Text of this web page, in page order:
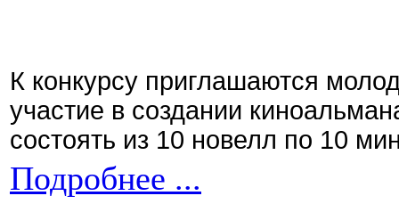
К конкурсу приглашаются
участие в создании
состоять из 10 новелл по 10
Подробнее ...